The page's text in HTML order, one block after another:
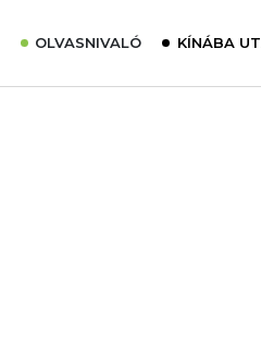
OLVASNIVALÓ KÍNÁBA